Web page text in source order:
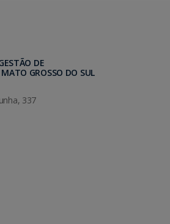
DE
GROSSO DO SUL
337